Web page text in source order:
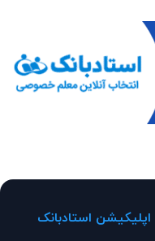
اپلیکیشن استادبانک